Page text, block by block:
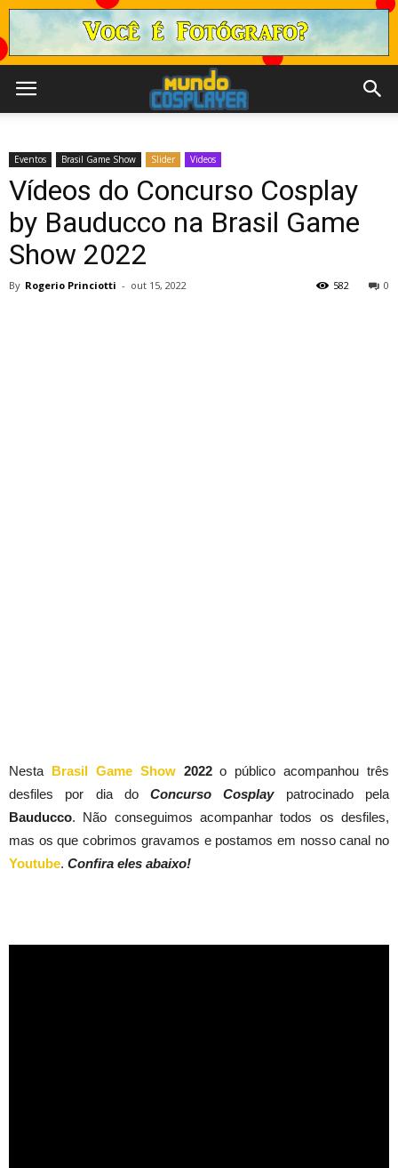
Eventos Brasil Game Show Slider Videos
Vídeos do Concurso Cosplay
by Bauducco na Brasil Game
Show 2022
By Rogerio Princiotti - out 15, 2022 0
582
Nesta Brasil Game Show 2022o público acompanhou três
desfiles por dia doConcurso Cosplaypatrocinado pela
Bauducco. Não conseguimos acompanhar todos os desfiles,
mas os que cobrimos gravamos e postamos em nosso canal no
Youtube. Confira eles abaixo!